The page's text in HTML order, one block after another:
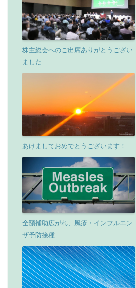
株主総会へのご出席ありがとうござい
ました
あけましておめでとうございます！
全額補助広がれ、風疹・インフルエン
ザ予防接種